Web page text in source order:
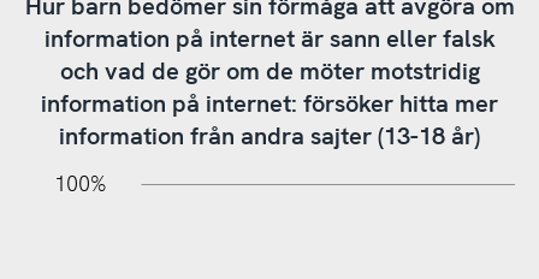
Hur barn bedömer sin förmåga att avgöra om
information på internet är sann eller falsk
och vad de gör om de möter motstridig
information på internet: försöker hitta mer
information från andra sajter (13-18 år)
100%